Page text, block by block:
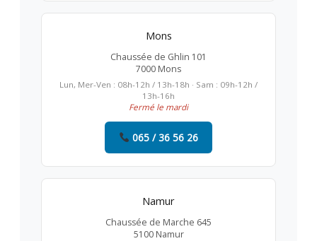
Mons
Chaussée de Ghlin 101
7000 Mons
Lun, Mer-Ven : 08h-12h / 13h-18h · Sam : 09h-12h /
13h-16h
Fermé le mardi
065 / 36 56 26
Namur
Chaussée de Marche 645
5100 Namur